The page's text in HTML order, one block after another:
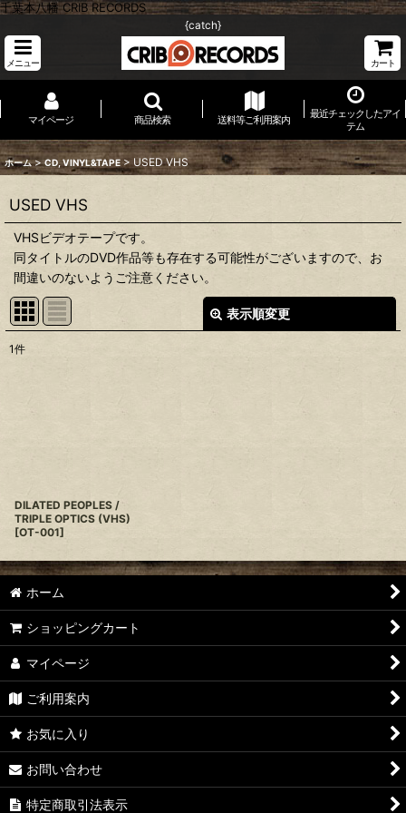
千葉本八幡 CRIB RECORDS
{catch}
メニュー カート
マイページ 商品検索 送料等ご利用案内
最近チェックしたアイ
テム
ホーム > CD, VINYL&TAPE > USED VHS
USED VHS
VHSビデオテープです。
同タイトルのDVD作品等も存在する可能性がございますので、お
間違いのないようご注意ください。
表示順変更
並び順
1件
DILATED PEOPLES /
TRIPLE OPTICS (VHS)
[OT-001]
ホーム
ショッピングカート
マイページ
ご利用案内
お気に入り
お問い合わせ
特定商取引法表示